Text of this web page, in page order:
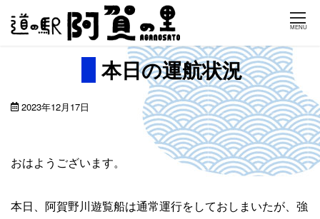
Skip
MENU
本日の運航状況
2023年12月17日
おはようございます。
本日、阿賀野川遊覧船は通常運行をしておしまいたが、強